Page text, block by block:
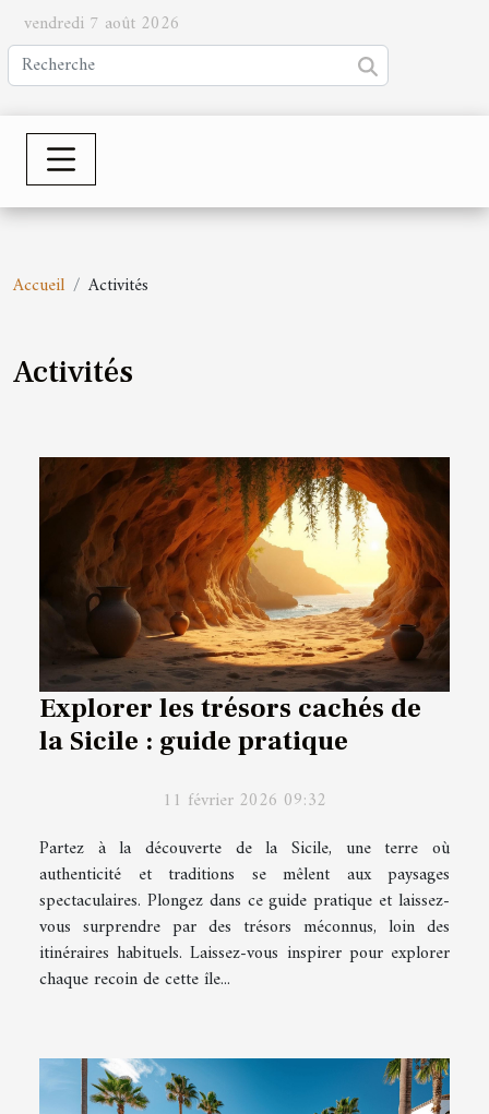
vendredi 7 août 2026
Accueil Activités
Activités
Explorer les trésors cachés de
la Sicile : guide pratique
11 février 2026 09:32
Partez à la découverte de la Sicile, une terre où
authenticité et traditions se mêlent aux paysages
spectaculaires. Plongez dans ce guide pratique et laissez-
vous surprendre par des trésors méconnus, loin des
itinéraires habituels. Laissez-vous inspirer pour explorer
chaque recoin de cette île...